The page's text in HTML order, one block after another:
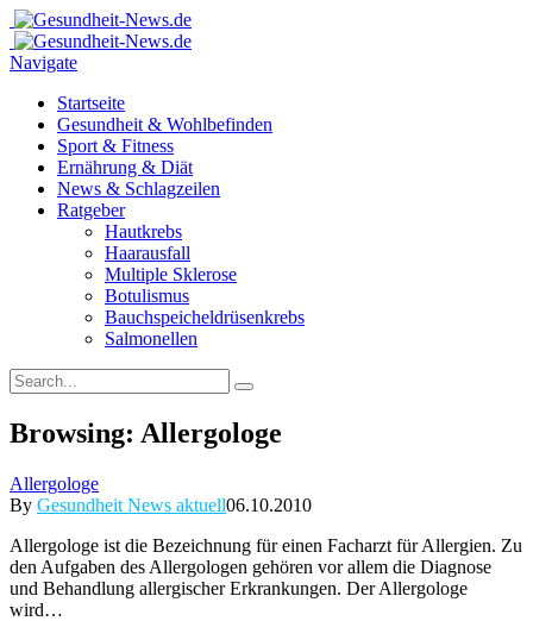
Navigate
Startseite
Gesundheit & Wohlbefinden
Sport & Fitness
Ernährung & Diät
News & Schlagzeilen
Ratgeber
Hautkrebs
Haarausfall
Multiple Sklerose
Botulismus
Bauchspeicheldrüsenkrebs
Salmonellen
Browsing: Allergologe
Allergologe
By Gesundheit News aktuell06.10.2010
Allergologe ist die Bezeichnung für einen Facharzt für Allergien. Zu
den Aufgaben des Allergologen gehören vor allem die Diagnose
und Behandlung allergischer Erkrankungen. Der Allergologe
wird…